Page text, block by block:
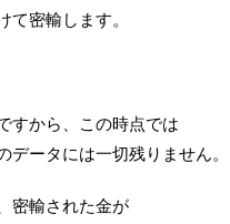
て密輸します。
すから、この時点では
データには一切残りません。
密輸された金が